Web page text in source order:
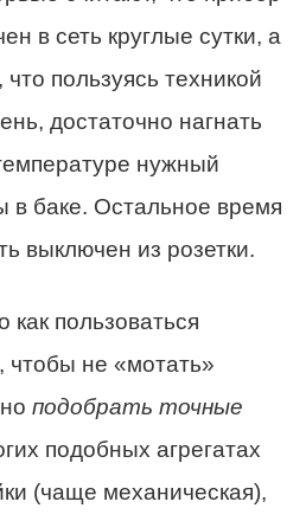
в сеть круглые сутки, а
пользуясь техникой
достаточно нагнать
нужный
в баке. Остальное время
выключен из розетки.
пользоваться
чтобы не «мотать»
подобрать точные
подобных агрегатах
(чаще механическая),